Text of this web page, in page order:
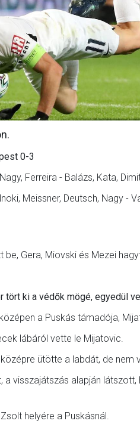
0-3
Ferreira - Balázs, Kata,
Meissner, Deutsch, Nagy -
be, Gera, Miovski és Mezei
tört ki a védők mögé, egyedül
a Puskás támadója,
lábáról vette le Mijatovic.
ütötte a labdát, de nem
visszajátszás alapján
helyére a Puskásnál.